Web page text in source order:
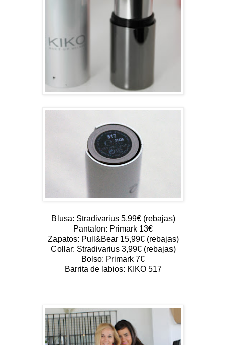
Blusa: Stradivarius 5,99€ (rebajas)
Pantalon: Primark 13€
Zapatos: Pull&Bear 15,99€ (rebajas)
Collar: Stradivarius 3,99€ (rebajas)
Bolso: Primark 7€
Barrita de labios: KIKO 517